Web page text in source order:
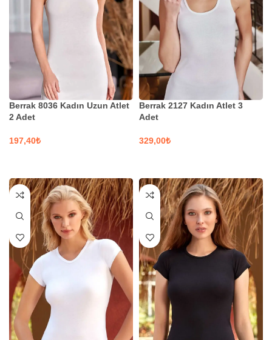
Berrak 8036 Kadın Uzun Atlet
2 Adet
₺
Berrak 2127 Kadın Atlet 3
Adet
₺